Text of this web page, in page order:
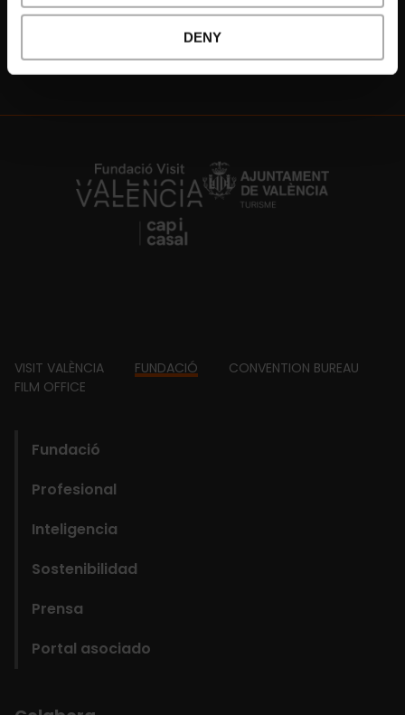
DENY
Asociados
https://fundacion.visitvalencia.com/
Footer
VISIT VALÈNCIA FUNDACIÓ
CONVENTION BUREAU
FILM OFFICE
Main
navigation
Fundació
Fundació
Profesional
Inteligencia
Sostenibilidad
Prensa
Portal asociado